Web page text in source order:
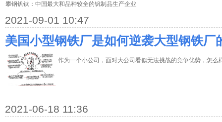
攀钢钒钛：中国最大和品种较全的钒制品生产企业
2021-09-01 10:47
美国小型钢铁厂是如何逆袭大型钢铁厂
作为一个小公司，面对大公司看似无法挑战的竞争优势，怎
2021-06-18 11:36